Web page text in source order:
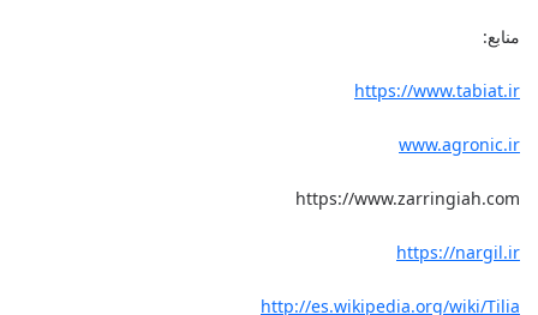
منابع:
https://www.tabiat.ir
www.agronic.ir
https://www.zarringiah.com
https://nargil.ir
http://es.wikipedia.org/wiki/Tilia